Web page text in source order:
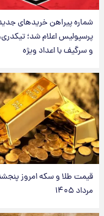
شماره پیراهن خریدهای
پرسپولیس اعلام شد؛
و سرگیف با اعداد ویژه
مرداد ۱۴۰۵